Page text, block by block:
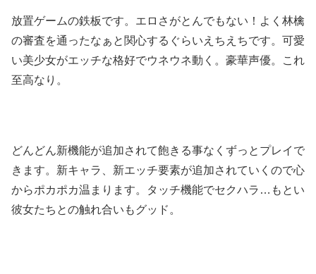
放置ゲームの鉄板です。エロさがとんでもない！よく林檎
の審査を通ったなぁと関心するぐらいえちえちです。可愛
い美少女がエッチな格好でウネウネ動く。豪華声優。これ
至高なり。
どんどん新機能が追加されて飽きる事なくずっとプレイで
きます。新キャラ、新エッチ要素が追加されていくので心
からポカポカ温まります。タッチ機能でセクハラ…もとい
彼女たちとの触れ合いもグッド。